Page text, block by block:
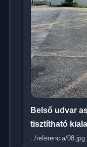
Belső udvar
tisztítható
../referencia/08.jpg